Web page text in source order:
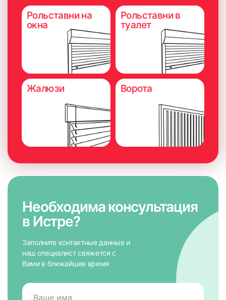
Рольставни на
окна
Рольставни в
туалет
Жалюзи Ворота
Необходима консультация
в Истре?
Заполните контактные данные и
наш специалист свяжется с
Вами в ближайшее время